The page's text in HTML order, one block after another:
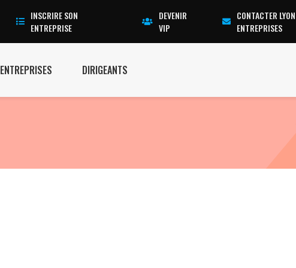
INSCRIRE SON
ENTREPRISE
DEVENIR
VIP
CONTACTER LYON
ENTREPRISES
ENTREPRISES DIRIGEANTS